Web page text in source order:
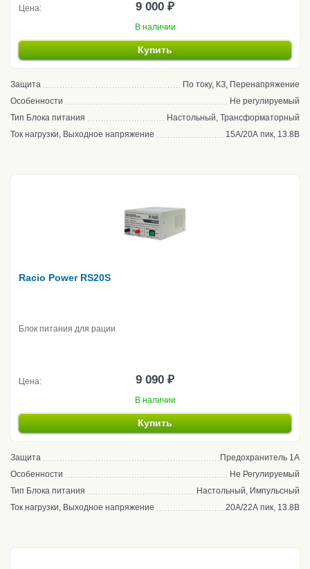
Цена: 9 000 ₽
В наличии
Купить
Защита
По току, КЗ, Перенапряжение
Особенности
Не регулируемый
Тип Блока питания
Настольный, Трансформаторный
Ток нагрузки, Выходное напряжение
15А/20А пик, 13.8В
Racio Power RS20S
Блок питания для рации
Цена: 9 090 ₽
В наличии
Купить
Защита
Предохранитель 1А
Особенности
Не Регулируемый
Тип Блока питания
Настольный, Импульсный
Ток нагрузки, Выходное напряжение
20А/22А пик, 13.8В